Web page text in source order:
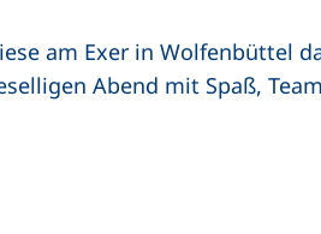
am Exer in Wolfenbüttel
Abend mit Spaß,